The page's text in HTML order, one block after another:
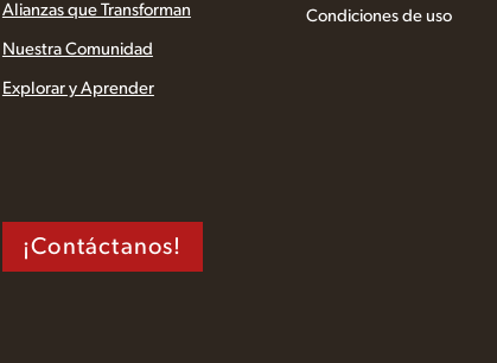
Alianzas que Transforman
Nuestra Comunidad
Explorar y Aprender
¡Contáctanos!
Condiciones de uso